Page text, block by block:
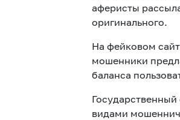
аферисты
оригинального.
На фейковом
мошенники
баланса
видами